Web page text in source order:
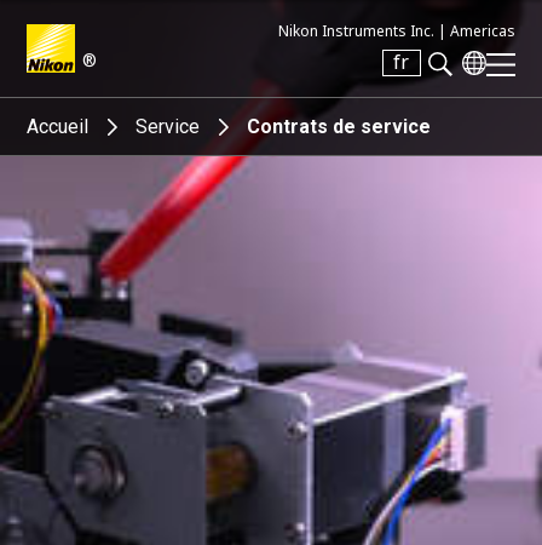
®
Nikon Instruments Inc. | Americas
fr
Search keyword(s)
Accueil Service Contrats de service